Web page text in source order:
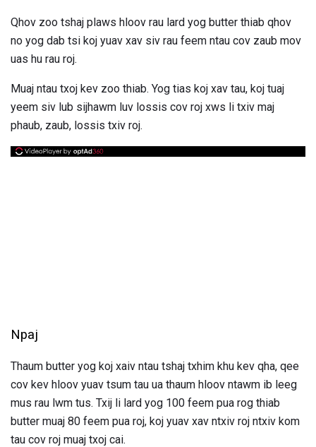
Qhov zoo tshaj plaws hloov rau lard yog butter thiab qhov
no yog dab tsi koj yuav xav siv rau feem ntau cov zaub mov
uas hu rau roj.
Muaj ntau txoj kev zoo thiab. Yog tias koj xav tau, koj tuaj
yeem siv lub sijhawm luv lossis cov roj xws li txiv maj
phaub, zaub, lossis txiv roj.
Npaj
Thaum butter yog koj xaiv ntau tshaj txhim khu kev qha, qee
cov kev hloov yuav tsum tau ua thaum hloov ntawm ib leeg
mus rau lwm tus. Txij li lard yog 100 feem pua ​​rog thiab
butter muaj 80 feem pua ​​roj, koj yuav xav ntxiv roj ntxiv kom
tau cov roj muaj txoj cai.